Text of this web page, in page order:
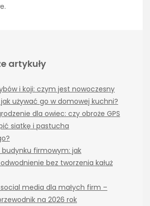
artykuły
i koji: czym jest nowoczesny
używać go w domowej kuchni?
dla owiec: czy obroże GPS
siatkę i pastucha
firmowym: jak
bez tworzenia kałuż
media dla małych firm –
na 2026 rok